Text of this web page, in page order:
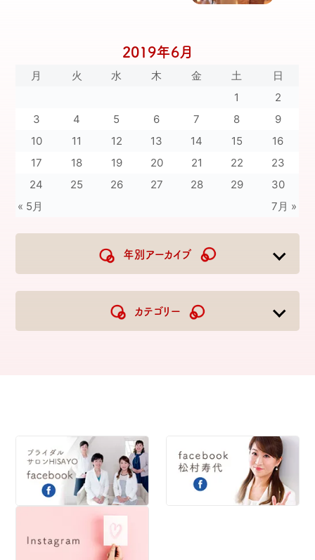
2019年6月
月 火 水 木 金 土 日
« 5月 7月 »
1
2
3
4 5 6 7 8
9
10
11 12 13 14 15
16
17
18 19 20 21 22
23
24
25 26 27 28 29 30
年別アーカイブ
2023
カテゴリー